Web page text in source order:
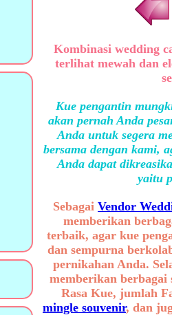
Kombinasi wedding
terlihat mewah dan
Kue pengantin
akan pernah Anda
Anda untuk segera
bersama dengan kami,
Anda dapat
yaitu
Sebagai Vendor
memberikan
terbaik, agar kue
dan sempurna
pernikahan Anda.
memberikan
Rasa Kue, jumlah
mingle souvenir, dan